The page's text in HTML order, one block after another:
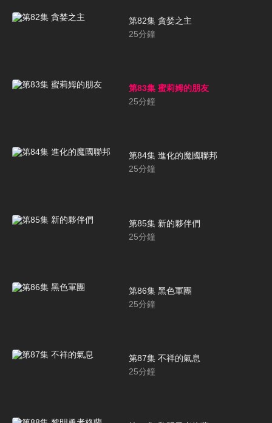
第82集 貪婪之主
25分鐘
第83集 蜜莉姆的朋友
25分鐘
第84集 進化的魔國聯邦
25分鐘
第85集 新的夥伴們
25分鐘
第86集 黑色軍團
25分鐘
第87集 不祥的氣息
25分鐘